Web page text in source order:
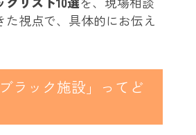
た視点で、具体的にお伝え
ラック施設」ってど